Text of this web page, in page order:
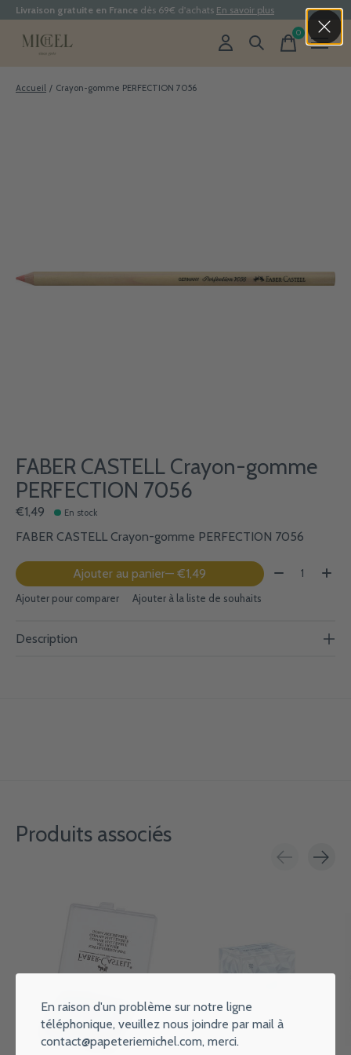
Livraison gratuite en France dès 69€ d'achats En savoir plus
0items
Accueil / Crayon-gomme PERFECTION 7056
FABER CASTELL Crayon-gomme
PERFECTION 7056
€1,49 En stock
FABER CASTELL Crayon-gomme PERFECTION 7056
Ajouter au panier — €1,49 Quantité:
Ajouter pour comparer Ajouter à la liste de souhaits
Description
Produits associés
En raison d'un problème sur notre ligne
téléphonique, veuillez nous joindre par mail à
contact@papeteriemichel.com, merci.